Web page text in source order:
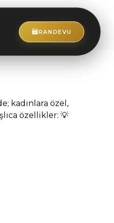
RANDEVU
kadınlara özel,
özellikler: 💡